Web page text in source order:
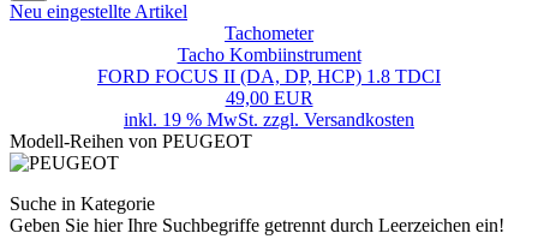
Neu eingestellte Artikel
Tachometer
Tacho Kombiinstrument
FORD FOCUS II (DA, DP, HCP) 1.8 TDCI
49,00 EUR
inkl. 19 % MwSt. zzgl. Versandkosten
Modell-Reihen von PEUGEOT
Suche in Kategorie
Geben Sie hier Ihre Suchbegriffe getrennt durch Leerzeichen ein!